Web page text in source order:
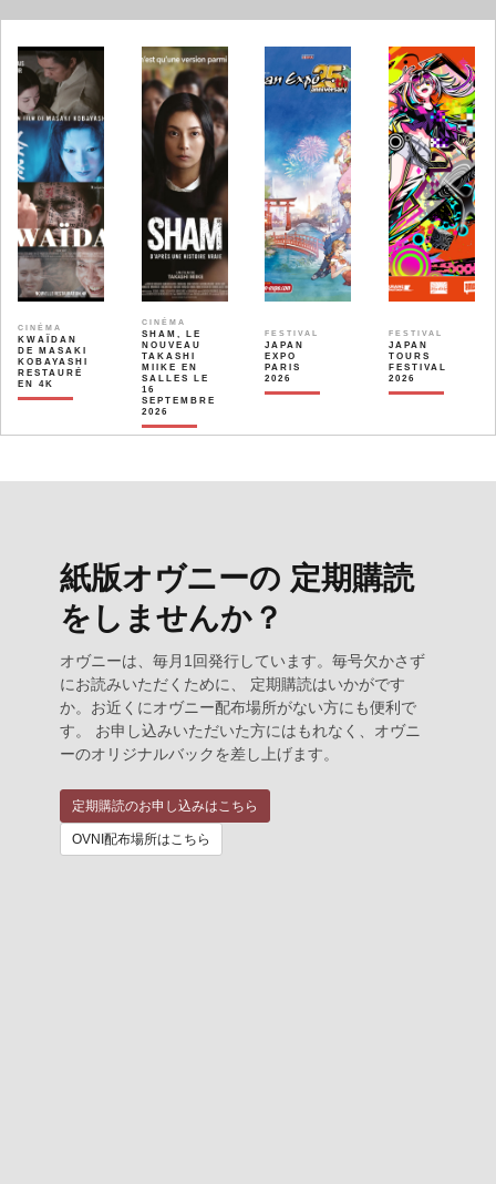
CINÉMA
KWAÏDAN
DE MASAKI
KOBAYASHI
RESTAURÉ
EN 4K
CINÉMA
SHAM, LE
NOUVEAU
TAKASHI
MIIKE EN
SALLES LE
16
SEPTEMBRE
2026
FESTIVAL
JAPAN
EXPO
PARIS
2026
FESTIVAL
JAPAN
TOURS
FESTIVAL
2026
紙版オヴニーの 定期購読
をしませんか？
オヴニーは、毎月1回発行しています。毎号欠かさず
にお読みいただくために、 定期購読はいかがです
か。お近くにオヴニー配布場所がない方にも便利で
す。 お申し込みいただいた方にはもれなく、オヴニ
ーのオリジナルバックを差し上げます。
定期購読のお申し込みはこちら
OVNI配布場所はこちら